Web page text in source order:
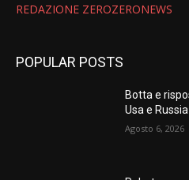
REDAZIONE ZEROZERONEWS
POPULAR POSTS
Botta e
Usa e Russia
Agosto 6, 2026